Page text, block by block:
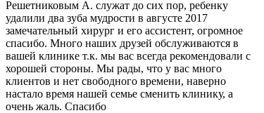
Решетниковым А. служат до сих пор, ребенку
удалили два зуба мудрости в августе 2017
замечательный хирург и его ассистент, огромное
спасибо. Много наших друзей обслуживаются в
вашей клинике т.к. мы вас всегда рекомендовали с
хорошей стороны. Мы рады, что у вас много
клиентов и нет свободного времени, наверно
настало время нашей семье сменить клинику, а
очень жаль. Спасибо